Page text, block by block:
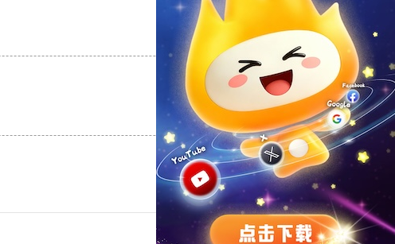
反对 [0]
支持[0] 反对[0]